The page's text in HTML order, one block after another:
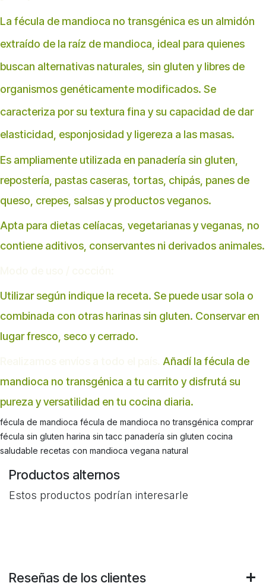
La fécula de mandioca no transgénica es un almidón
extraído de la raíz de mandioca, ideal para quienes
buscan alternativas naturales, sin gluten y libres de
organismos genéticamente modificados. Se
caracteriza por su textura fina y su capacidad de dar
elasticidad, esponjosidad y ligereza a las masas.
Es ampliamente utilizada en panadería sin gluten,
repostería, pastas caseras, tortas, chipás, panes de
queso, crepes, salsas y productos veganos.
Apta para dietas celíacas, vegetarianas y veganas, no
contiene aditivos, conservantes ni derivados animales.
Utilizar según indique la receta. Se puede usar sola o
combinada con otras harinas sin gluten. Conservar en
lugar fresco, seco y cerrado.
Añadí la fécula de
mandioca no transgénica a tu carrito y disfrutá su
pureza y versatilidad en tu cocina diaria.
fécula de mandioca fécula de mandioca no transgénica comprar
fécula sin gluten harina sin tacc panadería sin gluten cocina
saludable recetas con mandioca vegana natural
Productos alternos
Estos productos podrían interesarle
Reseñas de los clientes